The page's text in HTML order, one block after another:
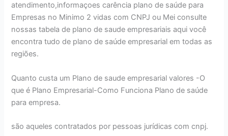
atendimento,informaçoes carência plano de saúde para
Empresas no Minimo 2 vidas com CNPJ ou Mei consulte
nossas tabela de plano de saude empresariais aqui você
encontra tudo de plano de saúde empresarial em todas as
regiões.
Quanto custa um Plano de saude empresarial valores -O
que é Plano Empresarial-Como Funciona Plano de saúde
para empresa.
são aqueles contratados por pessoas jurídicas com cnpj.